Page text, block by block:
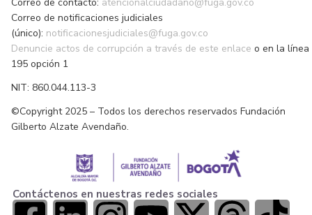
Correo de notificaciones judiciales
(único): notificacionesjudiciales@fuga.gov.co
Denuncie actos de corrupción a través de este enlace o en la línea
195 opción 1
NIT: 860.044.113-3
©Copyright 2025 – Todos los derechos reservados Fundación
Gilberto Alzate Avendaño.
Contáctenos en nuestras redes sociales